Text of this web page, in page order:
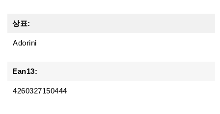
상표:
Adorini
Ean13:
4260327150444